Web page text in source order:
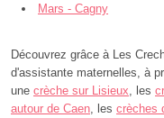
Sunflowers - Argences
Mars - Cagny
Découvrez grâce à Les
d'assistante maternelles, à
une crèche sur Lisieux , les
autour de Caen , les crèches